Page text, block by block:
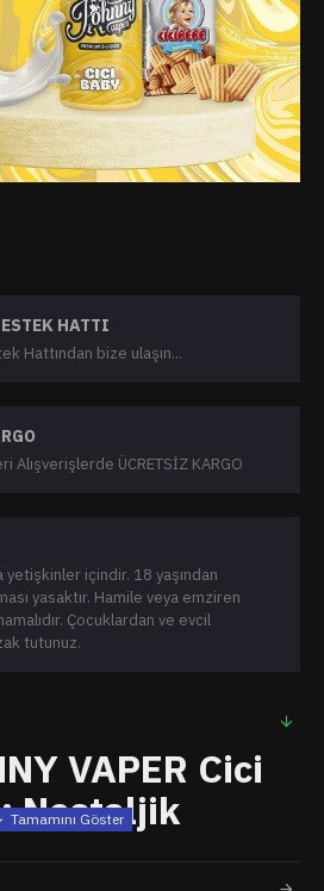
yetişkinler içindir. 18 yaşından
yasaktır. Hamile veya emziren
Çocuklardan ve evcil
tutunuz.
Alışverişlerde ÜCRETSİZ KARGO
HATTI
Hattından bize ulaşın...
VAPER Cici
Nostaljik